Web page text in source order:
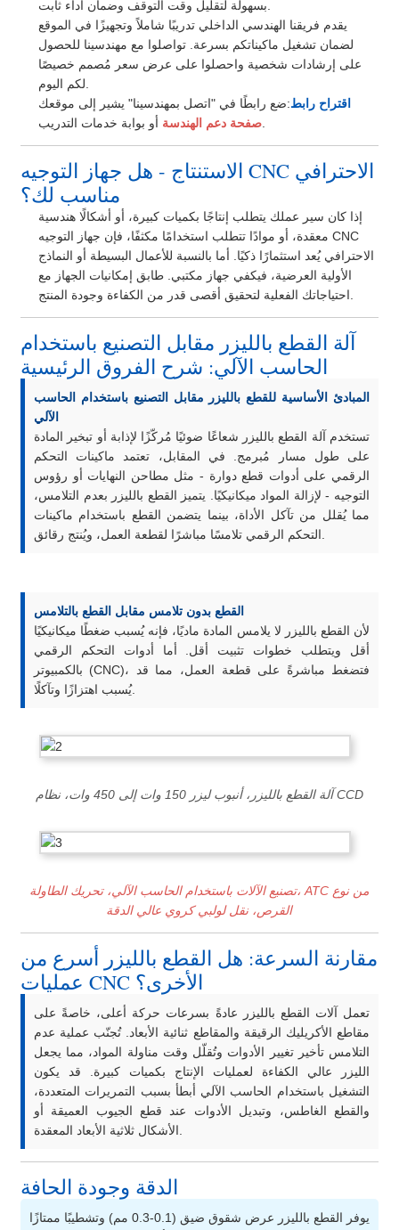
بسهولة لتقليل وقت التوقف وضمان أداء ثابت.
يقدم فريقنا الهندسي الداخلي تدريبًا شاملاً وتجهيزًا في الموقع
لضمان تشغيل ماكيناتكم بسرعة. تواصلوا مع مهندسينا للحصول
على إرشادات شخصية واحصلوا على عرض سعر مُصمم خصيصًا
لكم اليوم.
اقتراح رابط:ضع رابطًا في "اتصل بمهندسينا" يشير إلى موقعك
صفحة دعم الهندسةأو بوابة خدمات التدريب.
الاستنتاج - هل جهاز التوجيه CNC الاحترافي
مناسب لك؟
إذا كان سير عملك يتطلب إنتاجًا بكميات كبيرة، أو أشكالًا هندسية
معقدة، أو موادًا تتطلب استخدامًا مكثفًا، فإن جهاز التوجيه CNC
الاحترافي يُعد استثمارًا ذكيًا. أما بالنسبة للأعمال البسيطة أو النماذج
الأولية العرضية، فيكفي جهاز مكتبي. طابق إمكانيات الجهاز مع
احتياجاتك الفعلية لتحقيق أقصى قدر من الكفاءة وجودة المنتج.
آلة القطع بالليزر مقابل التصنيع باستخدام
الحاسب الآلي: شرح الفروق الرئيسية
المبادئ الأساسية للقطع بالليزر مقابل التصنيع باستخدام الحاسب
الآلي
تستخدم آلة القطع بالليزر شعاعًا ضوئيًا مُركّزًا لإذابة أو تبخير المادة
على طول مسار مُبرمج. في المقابل، تعتمد ماكينات التحكم
الرقمي على أدوات قطع دوارة - مثل مطاحن النهايات أو رؤوس
التوجيه - لإزالة المواد ميكانيكيًا. يتميز القطع بالليزر بعدم التلامس،
مما يُقلل من تآكل الأداة، بينما يتضمن القطع باستخدام ماكينات
التحكم الرقمي تلامسًا مباشرًا لقطعة العمل، ويُنتج رقائق.
القطع بدون تلامس مقابل القطع بالتلامس
لأن القطع بالليزر لا يلامس المادة ماديًا، فإنه يُسبب ضغطًا ميكانيكيًا
أقل ويتطلب خطوات تثبيت أقل. أما أدوات التحكم الرقمي
بالكمبيوتر (CNC)، فتضغط مباشرةً على قطعة العمل، مما قد
يُسبب اهتزازًا وتآكلًا.
آلة القطع بالليزر، أنبوب ليزر 150 وات إلى 450 وات، نظام CCD
تصنيع الآلات باستخدام الحاسب الآلي، تحريك الطاولة، ATC من نوع
القرص، نقل لولبي كروي عالي الدقة
مقارنة السرعة: هل القطع بالليزر أسرع من
عمليات CNC الأخرى؟
تعمل آلات القطع بالليزر عادةً بسرعات حركة أعلى، خاصةً على
مقاطع الأكريليك الرقيقة والمقاطع ثنائية الأبعاد. تُجنّب عملية عدم
التلامس تأخير تغيير الأدوات وتُقلّل وقت مناولة المواد، مما يجعل
الليزر عالي الكفاءة لعمليات الإنتاج بكميات كبيرة. قد يكون
التشغيل باستخدام الحاسب الآلي أبطأ بسبب التمريرات المتعددة،
والقطع الغاطس، وتبديل الأدوات عند قطع الجيوب العميقة أو
الأشكال ثلاثية الأبعاد المعقدة.
الدقة وجودة الحافة
يوفر القطع بالليزر عرض شقوق ضيق (0.1-0.3 مم) وتشطيبًا ممتازًا